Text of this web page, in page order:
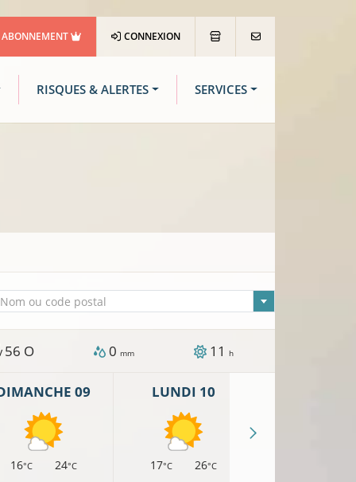
ABONNEMENT CONNEXION
RISQUES & ALERTES SERVICES
sélectionnée
Nom ou code postal
56 O 0 mm 11 h
09
16°C 24°C
LUNDI 10
17°C 26°C